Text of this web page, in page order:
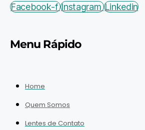
Facebook-f Instagram Linkedin
Menu Rápido
Home
Quem Somos
Lentes de Contato